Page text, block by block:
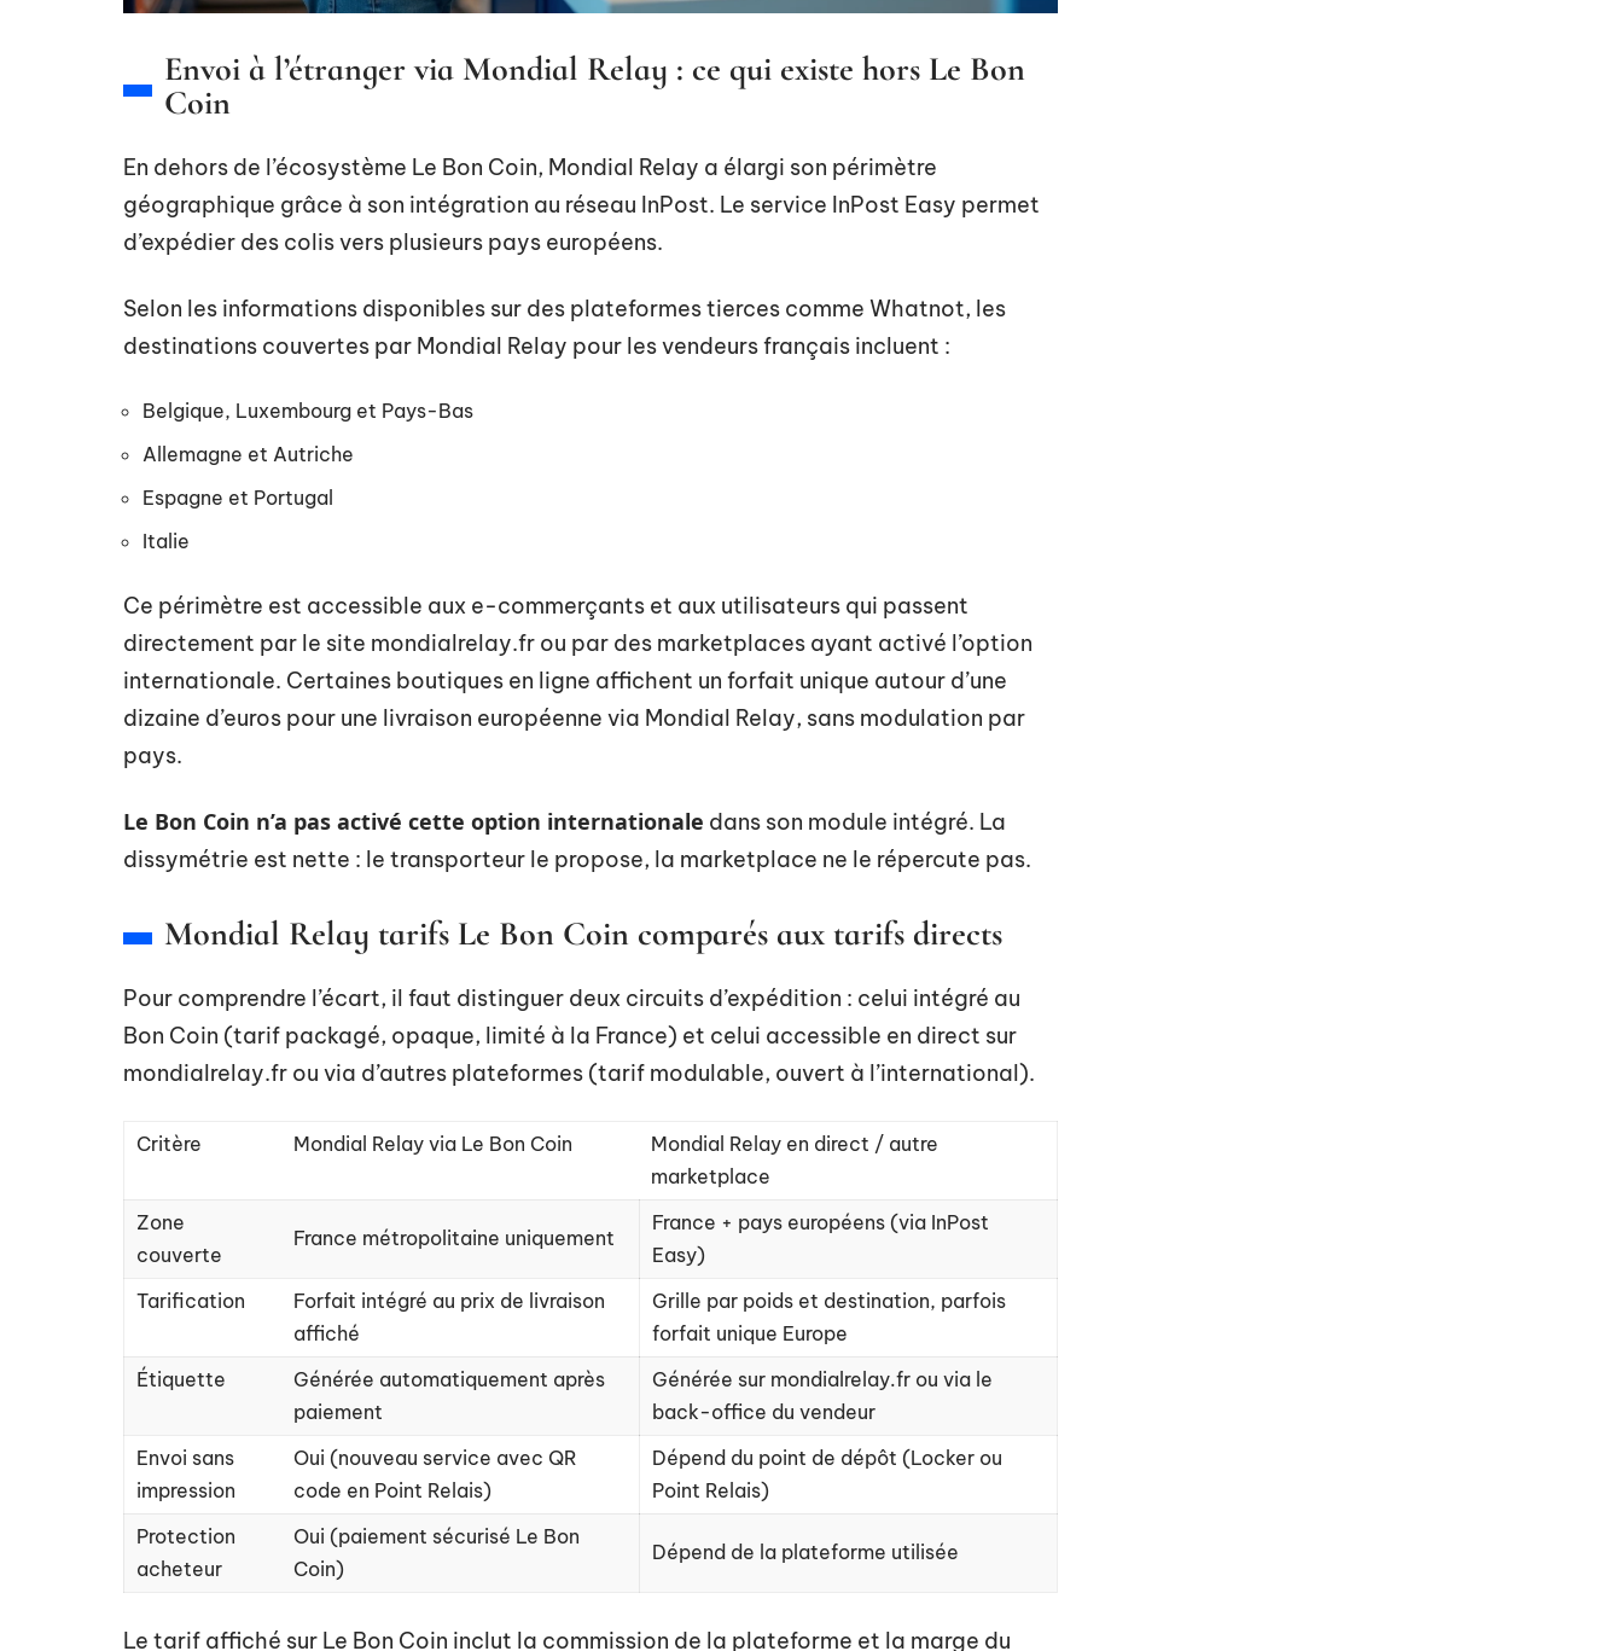
Envoi à l’étranger via Mondial Relay : ce qui existe hors Le Bon
Coin
En dehors de l’écosystème Le Bon Coin, Mondial Relay a élargi son périmètre
géographique grâce à son intégration au réseau InPost. Le service InPost Easy permet
d’expédier des colis vers plusieurs pays européens.
Selon les informations disponibles sur des plateformes tierces comme Whatnot, les
destinations couvertes par Mondial Relay pour les vendeurs français incluent :
Belgique, Luxembourg et Pays-Bas
Allemagne et Autriche
Espagne et Portugal
Italie
Ce périmètre est accessible aux e-commerçants et aux utilisateurs qui passent
directement par le site mondialrelay.fr ou par des marketplaces ayant activé l’option
internationale. Certaines boutiques en ligne affichent un forfait unique autour d’une
dizaine d’euros pour une livraison européenne via Mondial Relay, sans modulation par
pays.
Le Bon Coin n’a pas activé cette option internationale dans son module intégré. La
dissymétrie est nette : le transporteur le propose, la marketplace ne le répercute pas.
Mondial Relay tarifs Le Bon Coin comparés aux tarifs directs
Pour comprendre l’écart, il faut distinguer deux circuits d’expédition : celui intégré au
Bon Coin (tarif packagé, opaque, limité à la France) et celui accessible en direct sur
mondialrelay.fr ou via d’autres plateformes (tarif modulable, ouvert à l’international).
Critère Mondial Relay via Le Bon Coin
Mondial Relay en direct / autre
marketplace
Zone
couverte
France métropolitaine uniquement
France + pays européens (via InPost
Easy)
Tarification
Forfait intégré au prix de livraison
affiché
Grille par poids et destination, parfois
forfait unique Europe
Étiquette
Générée automatiquement après
paiement
Générée sur mondialrelay.fr ou via le
back-office du vendeur
Envoi sans
impression
Oui (nouveau service avec QR
code en Point Relais)
Dépend du point de dépôt (Locker ou
Point Relais)
Protection
acheteur
Oui (paiement sécurisé Le Bon
Coin)
Dépend de la plateforme utilisée
Le tarif affiché sur Le Bon Coin inclut la commission de la plateforme et la marge du